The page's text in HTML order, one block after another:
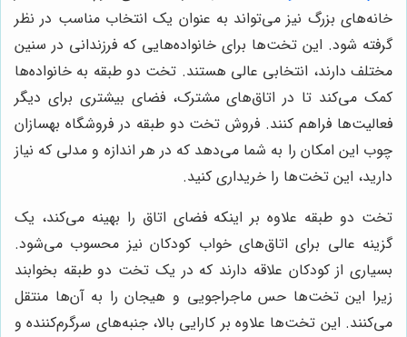
خانه‌های بزرگ نیز می‌تواند به عنوان یک انتخاب مناسب در نظر
گرفته شود. این تخت‌ها برای خانواده‌هایی که فرزندانی در سنین
مختلف دارند، انتخابی عالی هستند. تخت دو طبقه به خانواده‌ها
کمک می‌کند تا در اتاق‌های مشترک، فضای بیشتری برای دیگر
فعالیت‌ها فراهم کنند. فروش تخت دو طبقه در فروشگاه بهسازان
چوب این امکان را به شما می‌دهد که در هر اندازه و مدلی که نیاز
دارید، این تخت‌ها را خریداری کنید.
تخت دو طبقه علاوه بر اینکه فضای اتاق را بهینه می‌کند، یک
گزینه عالی برای اتاق‌های خواب کودکان نیز محسوب می‌شود.
بسیاری از کودکان علاقه دارند که در یک تخت دو طبقه بخوابند
زیرا این تخت‌ها حس ماجراجویی و هیجان را به آن‌ها منتقل
می‌کنند. این تخت‌ها علاوه بر کارایی بالا، جنبه‌های سرگرم‌کننده و